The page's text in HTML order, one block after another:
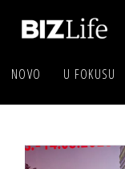
NOVO U FOKUSU